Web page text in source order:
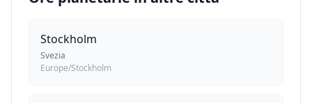
Stockholm
Svezia
Europe/Stockholm